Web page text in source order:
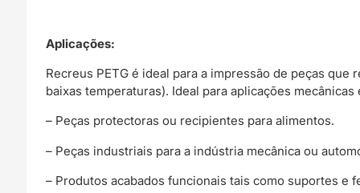
Aplicações:
Recreus PETG é ideal para a impressão de peças
baixas temperaturas). Ideal para aplicações
– Peças protectoras ou recipientes para alimentos.
– Peças industriais para a indústria mecânica ou
– Produtos acabados funcionais tais como suportes